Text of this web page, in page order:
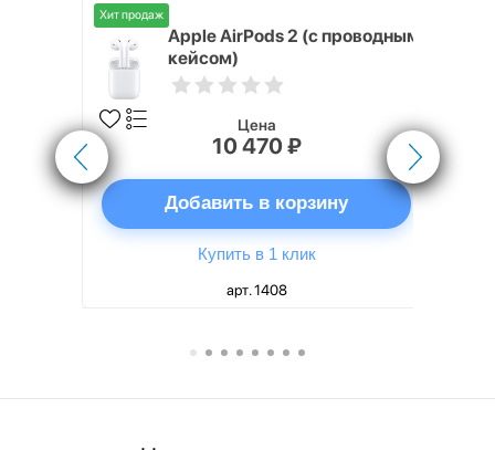
Хит продаж
Apple AirPods 2 (с проводным
кейсом)
Цена
10 470 ₽
Добавить в корзину
Купить в 1 клик
арт. 1408